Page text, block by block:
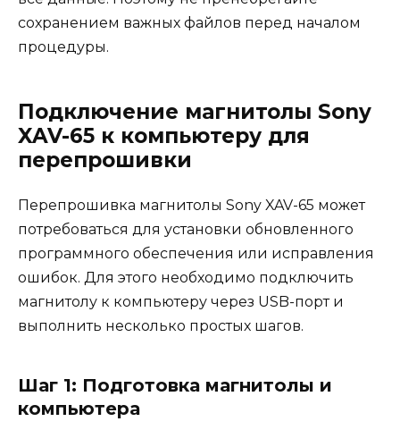
сохранением важных файлов перед началом
процедуры.
Подключение магнитолы Sony
XAV-65 к компьютеру для
перепрошивки
Перепрошивка магнитолы Sony XAV-65 может
потребоваться для установки обновленного
программного обеспечения или исправления
ошибок. Для этого необходимо подключить
магнитолу к компьютеру через USB-порт и
выполнить несколько простых шагов.
Шаг 1: Подготовка магнитолы и
компьютера